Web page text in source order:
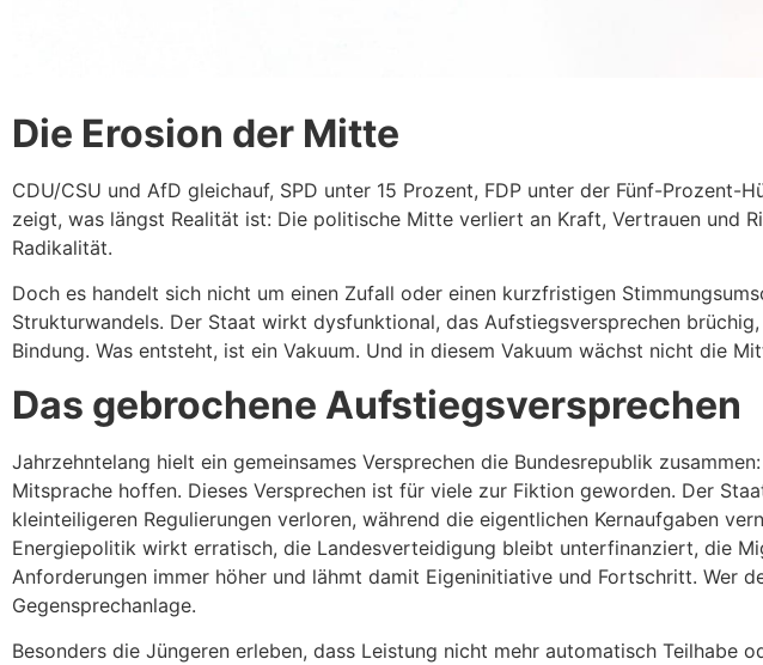
Die Erosion der Mitte
CDU/CSU und AfD gleichauf, SPD unter 15 Prozent, FDP unter der Fünf-
zeigt, was längst Realität ist: Die politische Mitte verliert an Kraft, Vertrauen und
Radikalität.
Doch es handelt sich nicht um einen Zufall oder einen kurzfristigen
Strukturwandels. Der Staat wirkt dysfunktional, das Aufstiegsversprechen
Bindung. Was entsteht, ist ein Vakuum. Und in diesem Vakuum wächst nicht die
Das gebrochene Aufstiegsversprechen
Jahrzehntelang hielt ein gemeinsames Versprechen die Bundesrepublik
Mitsprache hoffen. Dieses Versprechen ist für viele zur Fiktion geworden. Der
kleinteiligeren Regulierungen verloren, während die eigentlichen Kernaufgaben
Energiepolitik wirkt erratisch, die Landesverteidigung bleibt unterfinanziert, die
Anforderungen immer höher und lähmt damit Eigeninitiative und Fortschritt. Wer
Gegensprechanlage.
Besonders die Jüngeren erleben, dass Leistung nicht mehr automatisch Teilhabe